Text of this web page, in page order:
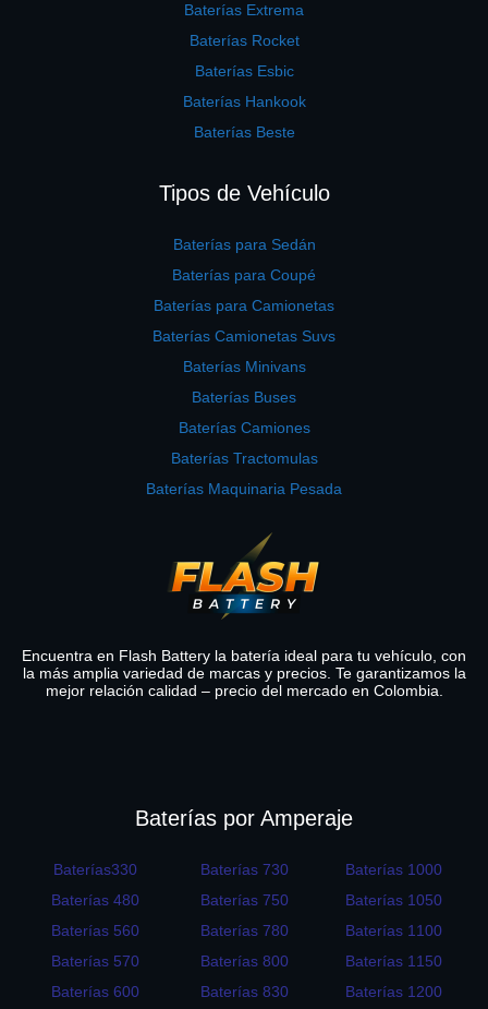
Baterías Extrema
Baterías Rocket
Baterías Esbic
Baterías Hankook
Baterías Beste
Tipos de Vehículo
Baterías para Sedán
Baterías para Coupé
Baterías para Camionetas
Baterías Camionetas Suvs
Baterías Minivans
Baterías Buses
Baterías Camiones
Baterías Tractomulas
Baterías Maquinaria Pesada
Encuentra en Flash Battery la batería ideal para tu vehículo, con
la más amplia variedad de marcas y precios. Te garantizamos la
mejor relación calidad – precio del mercado en Colombia.
Baterías por Amperaje
Baterías330
Baterías 480
Baterías 560
Baterías 570
Baterías 600
Baterías 730
Baterías 750
Baterías 780
Baterías 800
Baterías 830
Baterías 1000
Baterías 1050
Baterías 1100
Baterías 1150
Baterías 1200